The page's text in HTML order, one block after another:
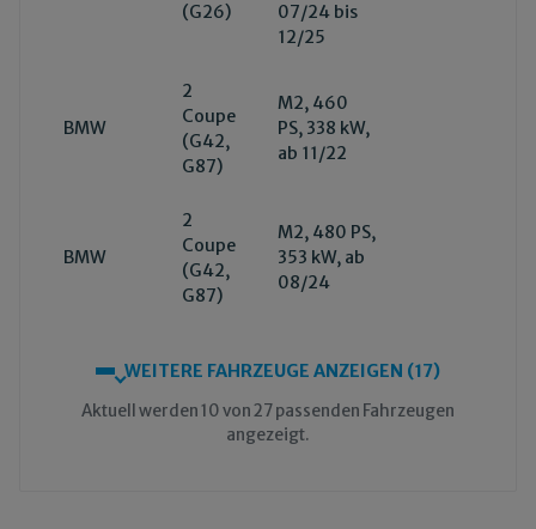
(G26)
07/24 bis
12/25
BMW
2
Coupe
(G42,
G87)
M2, 460
PS, 338 kW,
ab 11/22
BMW
2
Coupe
(G42,
G87)
M2, 480 PS,
353 kW, ab
08/24
WEITERE FAHRZEUGE ANZEIGEN (17)
Aktuell werden 10 von 27 passenden Fahrzeugen
angezeigt.